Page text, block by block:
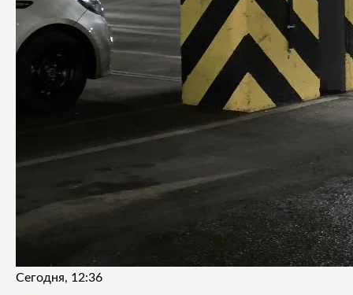
Сегодня, 12:36